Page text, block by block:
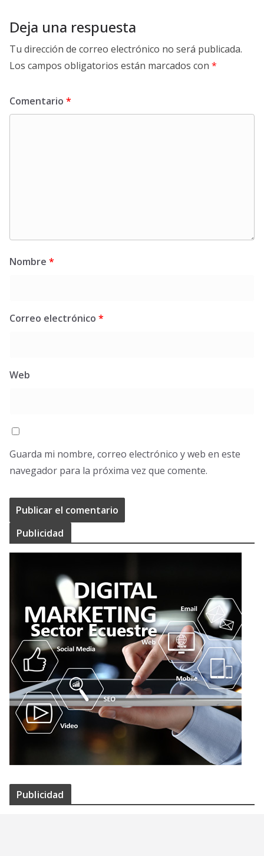
Deja una respuesta
Tu dirección de correo electrónico no será publicada.
Los campos obligatorios están marcados con *
Comentario *
Nombre *
Correo electrónico *
Web
Guarda mi nombre, correo electrónico y web en este
navegador para la próxima vez que comente.
Publicidad
Publicidad